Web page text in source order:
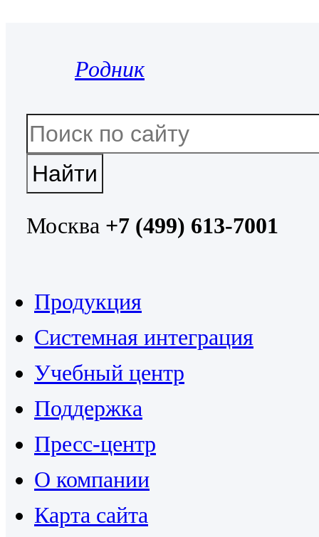
Родник
Москва +7 (499) 613-7001
Продукция
Системная интеграция
Учебный центр
Поддержка
Пресс-центр
О компании
Карта сайта